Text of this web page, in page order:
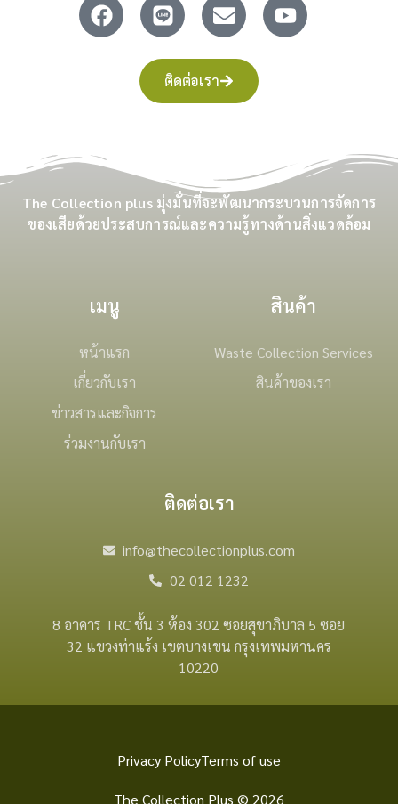
ติดต่อเรา
The Collection plus มุ่งมั่นที่จะพัฒนากระบวนการจัดการ
ของเสียด้วยประสบการณ์และความรู้ทางด้านสิ่งแวดล้อม
เมนู
หน้าแรก
เกี่ยวกับเรา
ข่าวสารและกิจการ
ร่วมงานกับเรา
สินค้า
Waste Collection Services
สินค้าของเรา
ติดต่อเรา
info@thecollectionplus.com
02 012 1232
8 อาคาร TRC ชั้น 3 ห้อง 302 ซอยสุขาภิบาล 5 ซอย
32 แขวงท่าแร้ง เขตบางเขน กรุงเทพมหานคร
10220
The Collection Plus © 2026
Privacy PolicyTerms of use